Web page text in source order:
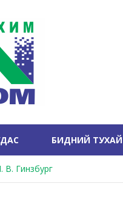
БИДНИЙ ТУХАЙ
В. Гинзбург